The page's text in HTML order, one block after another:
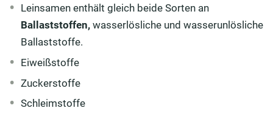
Leinsamen enthält gleich beide Sorten an
Ballaststoffen, wasserlösliche und wasserunlösliche
Ballaststoffe.
Eiweißstoffe
Zuckerstoffe
Schleimstoffe